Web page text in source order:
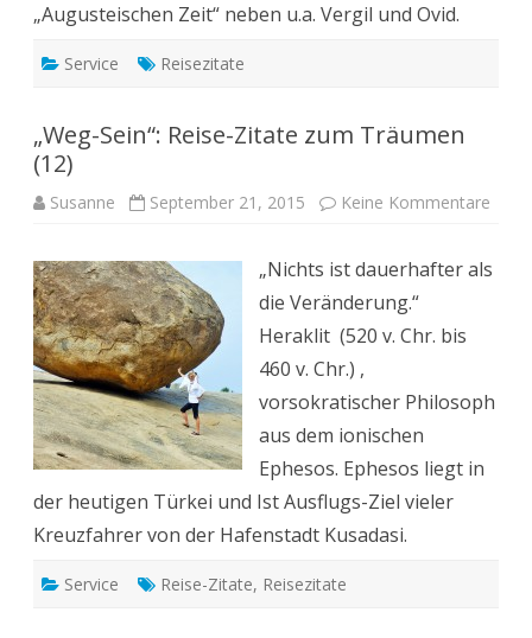
„Augusteischen Zeit“ neben u.a. Vergil und Ovid.
Service Reisezitate
„Weg-Sein“: Reise-Zitate zum Träumen
(12)
Susanne September 21, 2015 Keine Kommentare
zum
„Nichts ist dauerhafter als
die Veränderung.“
Heraklit (520 v. Chr. bis
460 v. Chr.) ,
vorsokratischer Philosoph
aus dem ionischen
Ephesos. Ephesos liegt in
der heutigen Türkei und Ist Ausflugs-Ziel vieler
Kreuzfahrer von der Hafenstadt Kusadasi.
Service Reise-Zitate, Reisezitate